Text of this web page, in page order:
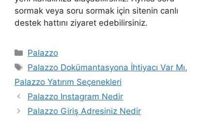
sormak veya soru sormak için sitenin canlı
destek hattını ziyaret edebilirsiniz.
Kategoriler
Palazzo
Etiketler
Palazzo Dokümantasyona İhtiyacı Var Mı,
Palazzo Yatırım Seçenekleri
Yazı
dolaşımı
Palazzo Instagram Nedir
Palazzo Giriş Adresiniz Nedir